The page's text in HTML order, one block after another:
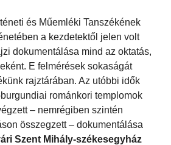
és Műemléki Tanszékének
a kezdetektől jelen volt
dokumentálása mind az oktatás,
E felmérések sokaságát
rajztárában. Az utóbbi idők
románkori templomok
– nemrégiben szintén
összegzett – dokumentálása
Szent Mihály-székesegyház